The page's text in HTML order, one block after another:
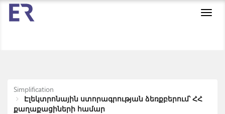
Simplification
Էլեկտրոնային ստորագրության ձեռքբերում՝ ՀՀ
քաղաքացիների համար